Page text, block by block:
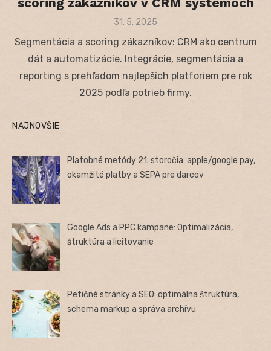
Posted
31. 5. 2025
Segmentácia a scoring zákazníkov: CRM ako centrum
dát a automatizácie. Integrácie, segmentácia a
reporting s prehľadom najlepších platforiem pre rok
2025 podľa potrieb firmy.
NAJNOVŠIE
Platobné metódy 21. storočia: apple/google pay,
okamžité platby a SEPA pre darcov
Google Ads a PPC kampane: Optimalizácia,
štruktúra a licitovanie
Petičné stránky a SEO: optimálna štruktúra,
schema markup a správa archívu